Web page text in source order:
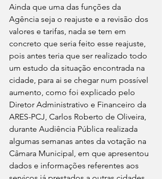
Ainda que uma das funções da
Agência seja o reajuste e a revisão dos
valores e tarifas, nada se tem em
concreto que seria feito esse reajuste,
pois antes teria que ser realizado todo
um estudo da situação encontrada na
cidade, para ai se chegar num possível
aumento, como foi explicado pelo
Diretor Administrativo e Financeiro da
ARES-PCJ, Carlos Roberto de Oliveira,
durante Audiência Pública realizada
algumas semanas antes da votação na
Câmara Municipal, em que apresentou
dados e informações referentes aos